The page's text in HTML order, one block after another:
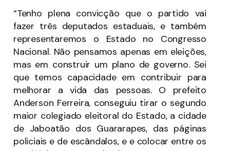
“Tenho plena convicção que o partido vai
fazer três deputados estaduais, e também
representaremos o Estado no Congresso
Nacional. Não pensamos apenas em eleições,
mas em construir um plano de governo. Sei
que temos capacidade em contribuir para
melhorar a vida das pessoas. O prefeito
Anderson Ferreira, conseguiu tirar o segundo
maior colegiado eleitoral do Estado, a cidade
de Jaboatão dos Guararapes, das páginas
policiais e de escândalos, e e colocar entre os